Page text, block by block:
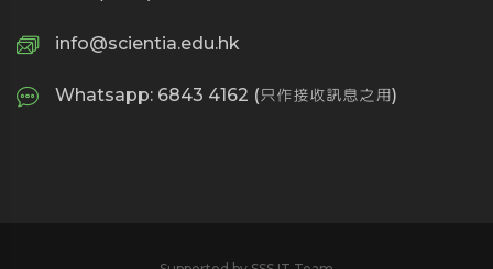
info@scientia.edu.hk
Whatsapp: 6843 4162 (只作接收訊息之用)